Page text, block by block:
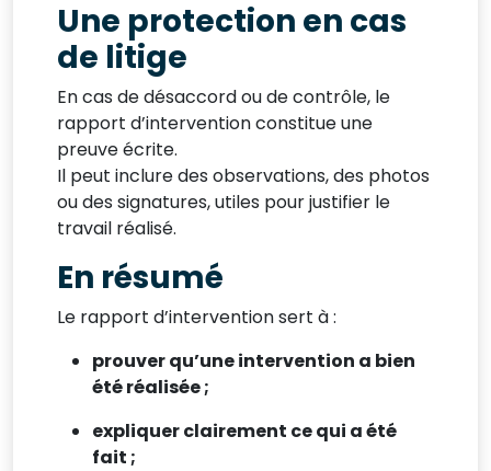
Une protection en cas
de litige
En cas de désaccord ou de contrôle, le
rapport d’intervention constitue une
preuve écrite.
Il peut inclure des observations, des photos
ou des signatures, utiles pour justifier le
travail réalisé.
En résumé
Le rapport d’intervention sert à :
prouver qu’une intervention a bien
été réalisée ;
expliquer clairement ce qui a été
fait ;